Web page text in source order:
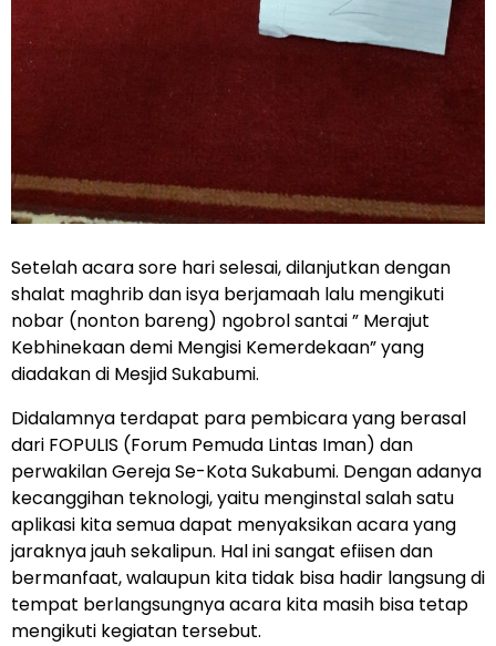
Setelah acara sore hari selesai, dilanjutkan dengan
shalat maghrib dan isya berjamaah lalu mengikuti
nobar (nonton bareng) ngobrol santai ” Merajut
Kebhinekaan demi Mengisi Kemerdekaan” yang
diadakan di Mesjid Sukabumi.
Didalamnya terdapat para pembicara yang berasal
dari FOPULIS (Forum Pemuda Lintas Iman) dan
perwakilan Gereja Se-Kota Sukabumi. Dengan adanya
kecanggihan teknologi, yaitu menginstal salah satu
aplikasi kita semua dapat menyaksikan acara yang
jaraknya jauh sekalipun. Hal ini sangat efiisen dan
bermanfaat, walaupun kita tidak bisa hadir langsung di
tempat berlangsungnya acara kita masih bisa tetap
mengikuti kegiatan tersebut.